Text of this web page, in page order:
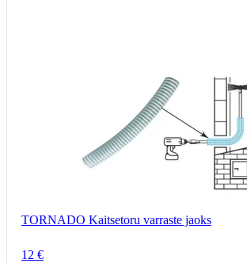
TORNADO Kaitsetoru varraste jaoks
12 €